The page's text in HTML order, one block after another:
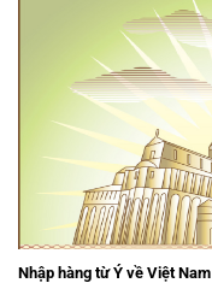
Nhập hàng từ Ý về Việt Nam